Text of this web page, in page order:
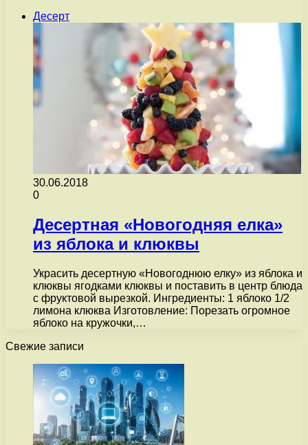
Десерт
30.06.2018
0
Десертная «Новогодняя елка»
из яблока и клюквы
Украсить десертную «Новогоднюю елку» из яблока и
клюквы ягодками клюквы и поставить в центр блюда
с фруктовой вырезкой. Ингредиенты: 1 яблоко 1/2
лимона клюква Изготовление: Порезать огромное
яблоко на кружочки,…
Свежие записи